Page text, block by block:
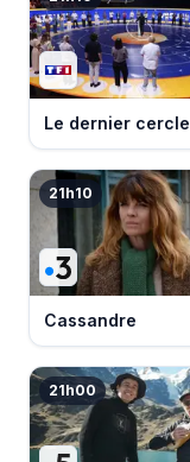
Le dernier cercle
21h10
Cassandre
21h00